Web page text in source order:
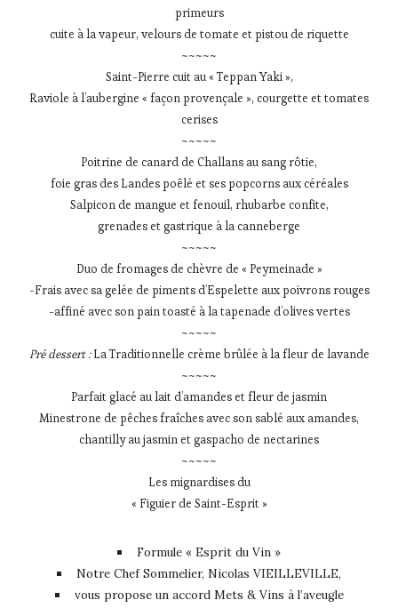
primeurs
cuite à la vapeur, velours de tomate et pistou de riquette
~~~~~
Saint-Pierre cuit au « Teppan Yaki »,
Raviole à l’aubergine « façon provençale », courgette et tomates
cerises
~~~~~
Poitrine de canard de Challans au sang rôtie,
foie gras des Landes poêlé et ses popcorns aux céréales
Salpicon de mangue et fenouil, rhubarbe confite,
grenades et gastrique à la canneberge
~~~~~
Duo de fromages de chèvre de « Peymeinade »
-Frais avec sa gelée de piments d’Espelette aux poivrons rouges
-affiné avec son pain toasté à la tapenade d’olives vertes
~~~~~
Pré dessert :La Traditionnelle crème brûlée à la fleur de lavande
~~~~~
Parfait glacé au lait d’amandes et fleur de jasmin
Minestrone de pêches fraîches avec son sablé aux amandes,
chantilly au jasmin et gaspacho de nectarines
~~~~~
Les mignardises du
« Figuier de Saint-Esprit »
Formule « Esprit du Vin »
Notre Chef Sommelier, Nicolas VIEILLEVILLE,
vous propose un accord Mets & Vins à l’aveugle